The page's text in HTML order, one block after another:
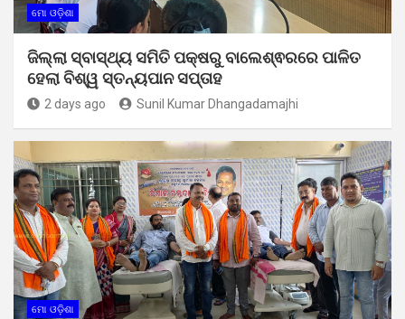
ମୋ ଓଡ଼ିଶା
ଜିଲ୍ଲା ସ୍ବାସ୍ଥ୍ୟ ସମିତି ପକ୍ଷରୁ ବାଲେଶ୍ଵରରେ ପାଳିତ
ହେଲା ବିଶ୍ୱ ସ୍ତନ୍ୟପାନ ସପ୍ତାହ
2 days ago Sunil Kumar Dhangadamajhi
ମୋ ଓଡ଼ିଶା